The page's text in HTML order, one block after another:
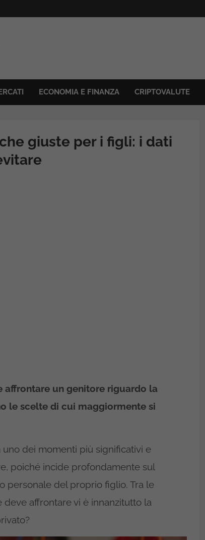
ECONOMIA E FINANZA CRIPTOVALUTE
giuste per i figli: i dati
un genitore riguardo la
le scelte di cui maggiormente si
dei momenti più significativi e
poiché incide profondamente sul
personale del proprio figlio. Tra le
affrontare vi è innanzitutto la